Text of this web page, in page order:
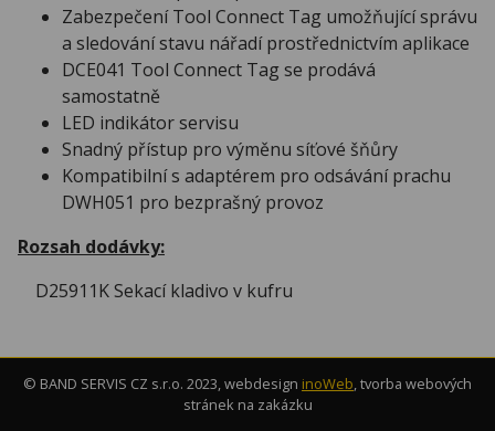
Zabezpečení Tool Connect Tag umožňující správu
a sledování stavu nářadí prostřednictvím aplikace
DCE041 Tool Connect Tag se prodává
samostatně
LED indikátor servisu
Snadný přístup pro výměnu síťové šňůry
Kompatibilní s adaptérem pro odsávání prachu
DWH051 pro bezprašný provoz
Rozsah dodávky:
D25911K Sekací kladivo v kufru
© BAND SERVIS CZ s.r.o. 2023, webdesign inoWeb, tvorba webových
stránek na zakázku